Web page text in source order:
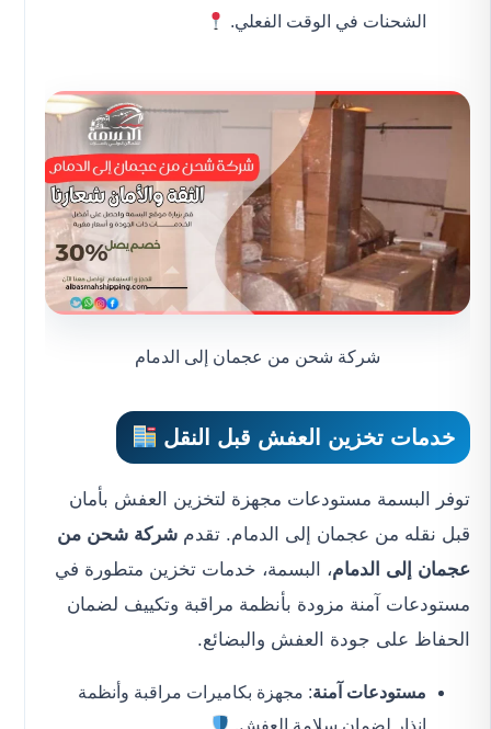
الشحنات في الوقت الفعلي.
شركة شحن من عجمان إلى الدمام
خدمات تخزين العفش قبل النقل
توفر البسمة مستودعات مجهزة لتخزين العفش بأمان
قبل نقله من عجمان إلى الدمام. تقدم شركة شحن من
عجمان إلى الدمام، البسمة، خدمات تخزين متطورة في
مستودعات آمنة مزودة بأنظمة مراقبة وتكييف لضمان
الحفاظ على جودة العفش والبضائع.
مستودعات آمنة: مجهزة بكاميرات مراقبة وأنظمة
إنذار لضمان سلامة العفش.